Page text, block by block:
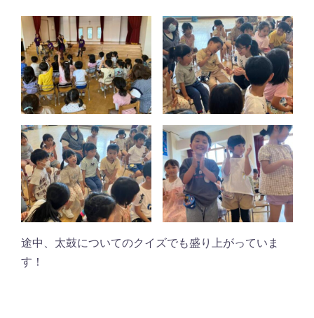
途中、太鼓についてのクイズでも盛り上がっていま
す！